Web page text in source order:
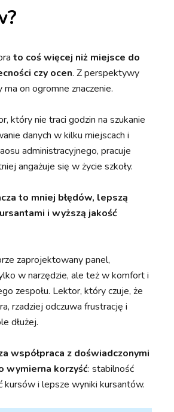
to coś więcej niż miejsce do
czy ocen. Z perspektywy
ma on ogromne znaczenie.
który nie traci godzin na szukanie
danych w kilku miejscach i
administracyjnego, pracuje
angażuje się w życie szkoły.
to mniej błędów, lepszą
i wyższą jakość
zaprojektowany panel,
w narzędzie, ale też w komfort i
zespołu. Lektor, który czuje, że
rzadziej odczuwa frustrację i
dłużej.
współpraca z doświadczonymi
wymierna korzyść: stabilność
kursów i lepsze wyniki kursantów.